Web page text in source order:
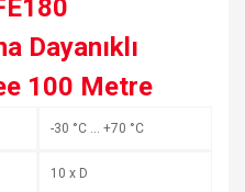
Dayanıklı
100 Metre
-30 °C … +70 °C
10 x D